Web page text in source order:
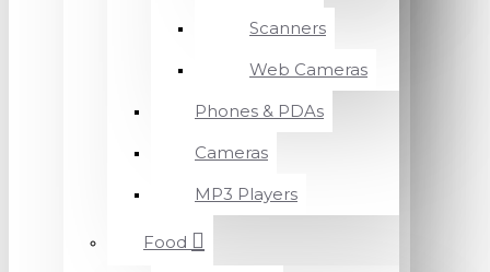
Scanners
Web Cameras
Phones & PDAs
Cameras
MP3 Players
Food